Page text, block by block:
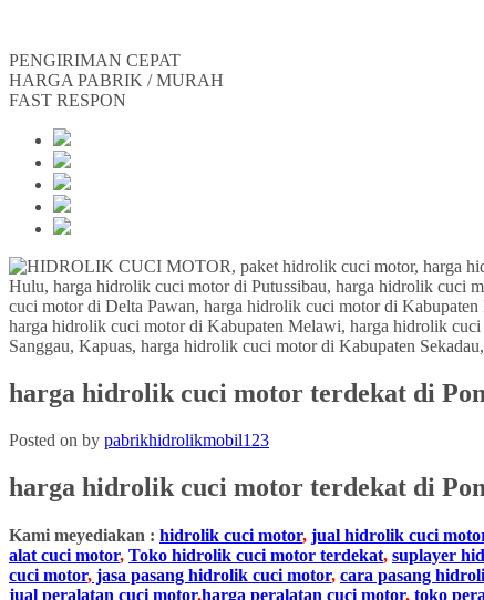
PENGIRIMAN CEPAT
HARGA PABRIK / MURAH
FAST RESPON
harga hidrolik cuci motor terdekat di
Posted on by pabrikhidrolikmobil123
harga hidrolik cuci motor terdekat di
Kami meyediakan : hidrolik cuci motor, jual hidrolik cuci
alat cuci motor, Toko hidrolik cuci motor terdekat, suplayer
cuci motor, jasa pasang hidrolik cuci motor, cara pasang
jual peralatan cuci motor,harga peralatan cuci motor, toko